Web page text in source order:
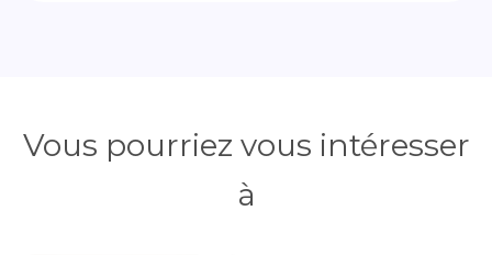
Vous pourriez vous intéresser
à